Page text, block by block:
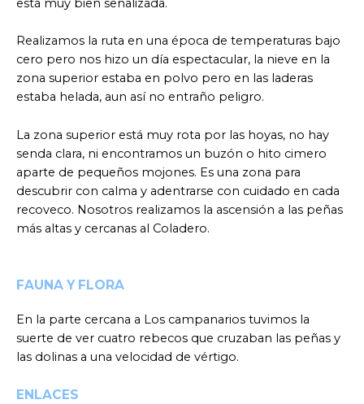
está muy bien señalizada.
Realizamos la ruta en una época de temperaturas bajo
cero pero nos hizo un día espectacular, la nieve en la
zona superior estaba en polvo pero en las laderas
estaba helada, aun así no entraño peligro.
La zona superior está muy rota por las hoyas, no hay
senda clara, ni encontramos un buzón o hito cimero
aparte de pequeños mojones. Es una zona para
descubrir con calma y adentrarse con cuidado en cada
recoveco. Nosotros realizamos la ascensión a las peñas
más altas y cercanas al Coladero.
FAUNA Y FLORA
En la parte cercana a Los campanarios tuvimos la
suerte de ver cuatro rebecos que cruzaban las peñas y
las dolinas a una velocidad de vértigo.
ENLACES